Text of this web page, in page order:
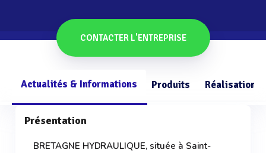
CONTACTER L'ENTREPRISE
Actualités & Informations Produits Réalisations
Présentation
BRETAGNE HYDRAULIQUE, située à Saint-